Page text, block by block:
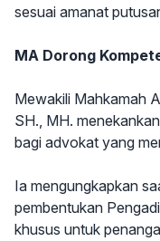
sesuai amanat
MA Dorong
Mewakili Mahkamah
SH., MH.
bagi advokat yang
Ia mengungkapkan
pembentukan
khusus untuk